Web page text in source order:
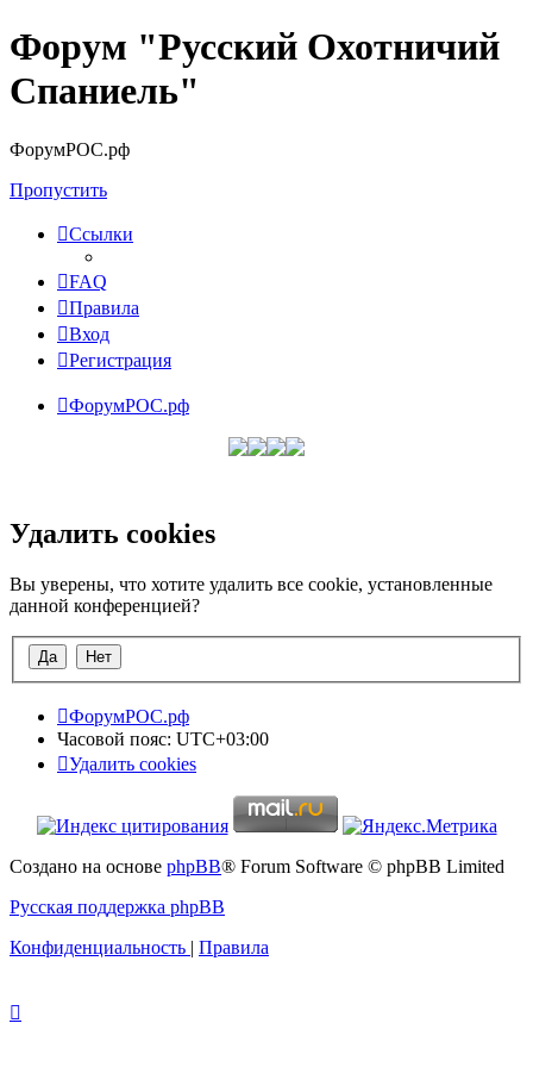
Форум "Русский Охотничий
Спаниель"
ФорумРОС.рф
Пропустить
Ссылки
FAQ
Правила
Вход
Регистрация
ФорумРОС.рф
Удалить cookies
Вы уверены, что хотите удалить все cookie, установленные
данной конференцией?
ФорумРОС.рф
Часовой пояс: UTC+03:00
Удалить cookies
Создано на основе phpBB® Forum Software © phpBB Limited
Русская поддержка phpBB
Конфиденциальность | Правила